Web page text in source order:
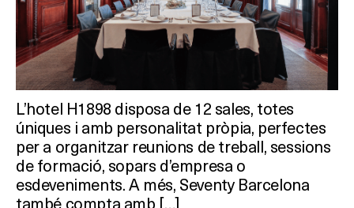
L’hotel H1898 disposa de 12 sales, totes
úniques i amb personalitat pròpia, perfectes
per a organitzar reunions de treball, sessions
de formació, sopars d’empresa o
esdeveniments. A més, Seventy Barcelona
també compta amb […]